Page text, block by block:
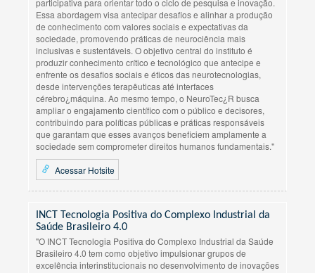
participativa para orientar todo o ciclo de pesquisa e inovação.
Essa abordagem visa antecipar desafios e alinhar a produção
de conhecimento com valores sociais e expectativas da
sociedade, promovendo práticas de neurociência mais
inclusivas e sustentáveis. O objetivo central do instituto é
produzir conhecimento crítico e tecnológico que antecipe e
enfrente os desafios sociais e éticos das neurotecnologias,
desde intervenções terapêuticas até interfaces
cérebro¿máquina. Ao mesmo tempo, o NeuroTec¿R busca
ampliar o engajamento científico com o público e decisores,
contribuindo para políticas públicas e práticas responsáveis
que garantam que esses avanços beneficiem amplamente a
sociedade sem comprometer direitos humanos fundamentais."
Acessar Hotsite
INCT Tecnologia Positiva do Complexo Industrial da
Saúde Brasileiro 4.0
"O INCT Tecnologia Positiva do Complexo Industrial da Saúde
Brasileiro 4.0 tem como objetivo impulsionar grupos de
excelência interinstitucionais no desenvolvimento de inovações